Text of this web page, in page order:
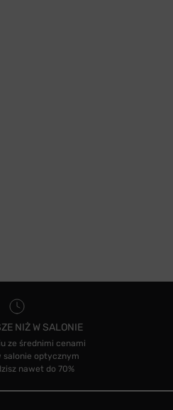
NIŻ W SALONIE
ze średnimi cenami
salonie optycznym
nawet do 70%